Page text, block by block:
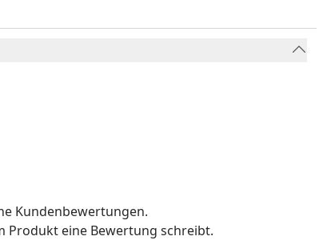
Kundenbewertungen.
Produkt eine Bewertung schreibt.